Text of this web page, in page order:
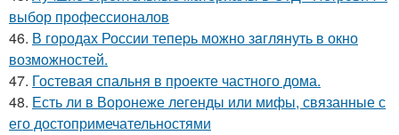
выбор профессионалов
46. В городах России тепеpь можно зaглянуть в окно
возмoжностей.
47. Гостевая спальня в проекте частного дома.
48. Есть ли в Воронеже легенды или мифы, связанные с
его достопримечательностями